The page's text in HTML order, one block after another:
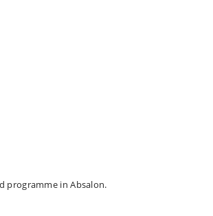
programme in Absalon.